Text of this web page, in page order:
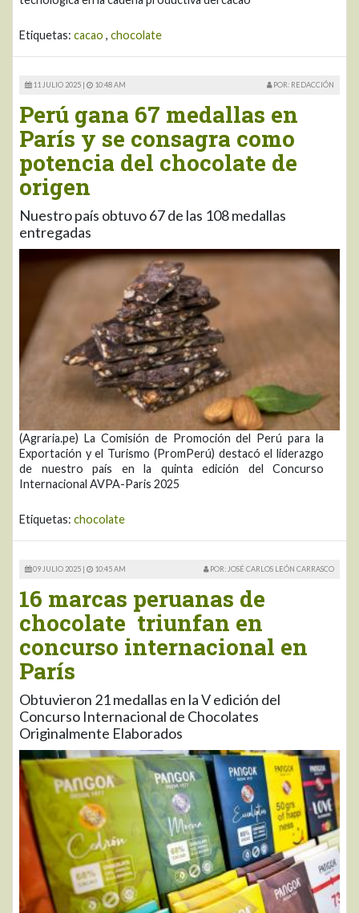
Etiquetas: cacao , chocolate
11 JULIO 2025 | 10:48 AM POR: REDACCIÓN
Perú gana 67 medallas en
París y se consagra como
potencia del chocolate de
origen
Nuestro país obtuvo 67 de las 108 medallas
entregadas
(Agraria.pe) La Comisión de Promoción del Perú para la
Exportación y el Turismo (PromPerú) destacó el liderazgo
de nuestro país en la quinta edición del Concurso
Internacional AVPA-Paris 2025
Etiquetas: chocolate
09 JULIO 2025 | 10:45 AM POR: JOSÉ CARLOS LEÓN CARRASCO
16 marcas peruanas de
chocolate triunfan en
concurso internacional en
París
Obtuvieron 21 medallas en la V edición del
Concurso Internacional de Chocolates
Originalmente Elaborados